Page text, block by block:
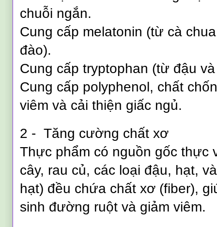
chuỗi ngắn.
Cung cấp melatonin (từ cà
đào).
Cung cấp tryptophan (từ đậu
Cung cấp polyphenol, chất
viêm và cải thiện giấc ngủ.
2 - Tăng cường chất xơ
Thực phẩm có nguồn gốc thực
cây, rau củ, các loại đậu, hạt,
hạt) đều chứa chất xơ (fiber),
sinh đường ruột và giảm viêm.